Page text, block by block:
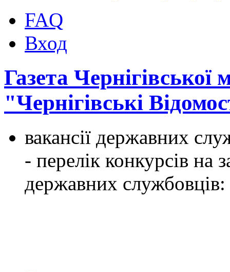
FAQ
Вход
Газета Чернігівської
"Чернігівські
вакансії державних
- перелік конкурсів на
державних службовців: